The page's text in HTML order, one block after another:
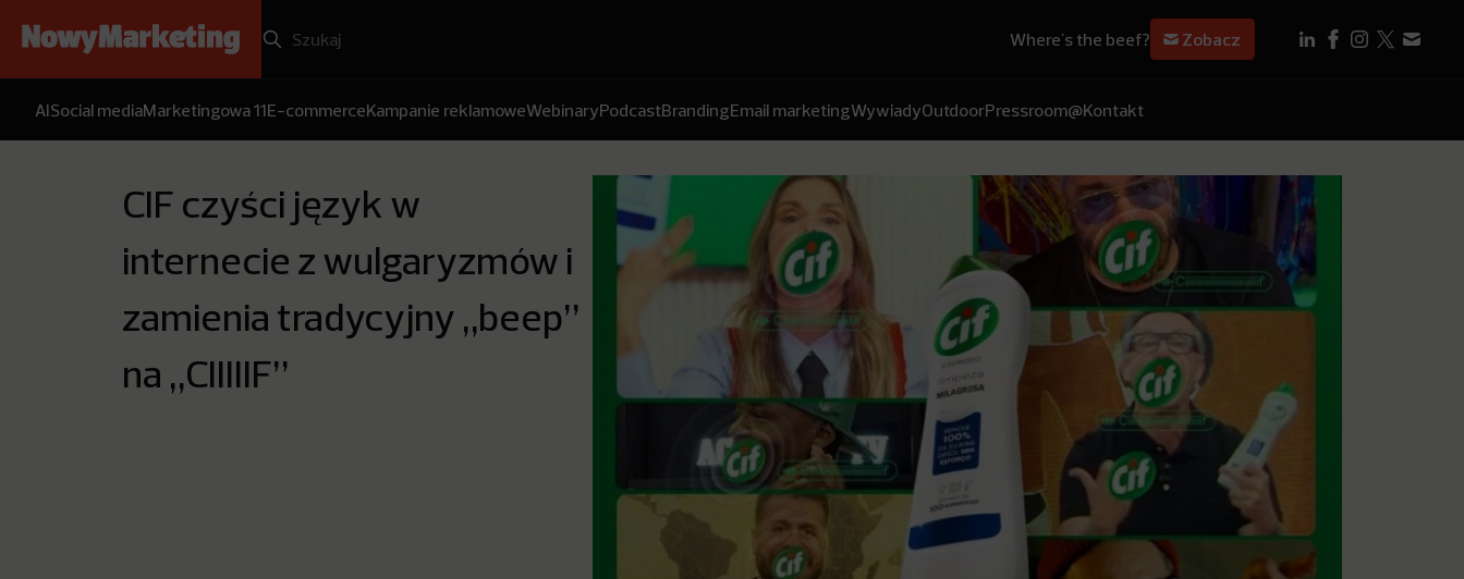
Where's the beef? Zobacz
AISocial mediaMarketingowa 11E-commerceKampanie reklamoweWebinaryPodcastBrandingEmail marketingWywiadyOutdoorPressroom@Kontakt
CIF czyści język w
internecie z wulgaryzmów i
zamienia tradycyjny „beep”
na „CIIIIIF”